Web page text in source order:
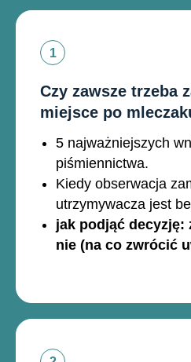
Czy zawsze trzeba
miejsce po
5 najważniejszych
piśmiennictwa.
Kiedy obserwacja
utrzymywacza jest
jak podjąć decyzję:
nie (na co zwrócić